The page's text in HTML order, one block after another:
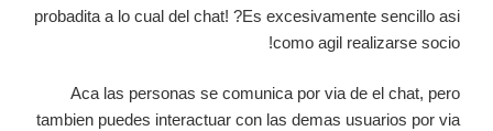
probadita a lo cual del chat! ?Es excesivamente sencillo asi
como agil realizarse socio!
Aca las personas se comunica por via de el chat, pero
tambien puedes interactuar con las demas usuarios por via